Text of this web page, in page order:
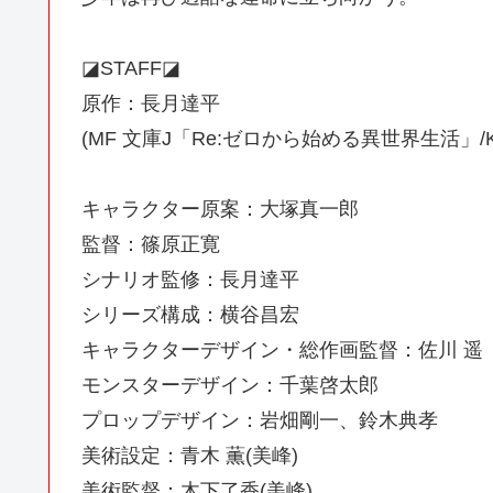
◪STAFF◪
原作：長月達平
(MF 文庫J「Re:ゼロから始める異世界生活」/
キャラクター原案：大塚真一郎
監督：篠原正寛
シナリオ監修：長月達平
シリーズ構成：横谷昌宏
キャラクターデザイン・総作画監督：佐川 遥
モンスターデザイン：千葉啓太郎
プロップデザイン：岩畑剛一、鈴木典孝
美術設定：青木 薫(美峰)